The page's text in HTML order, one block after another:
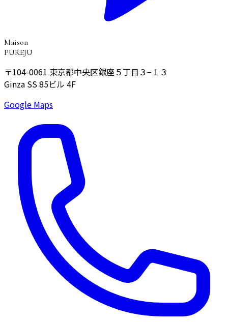
Maison
PUREJU
〒104-0061 東京都中央区銀座５丁目３−１３
Ginza SS 85ビル 4F
Google Maps